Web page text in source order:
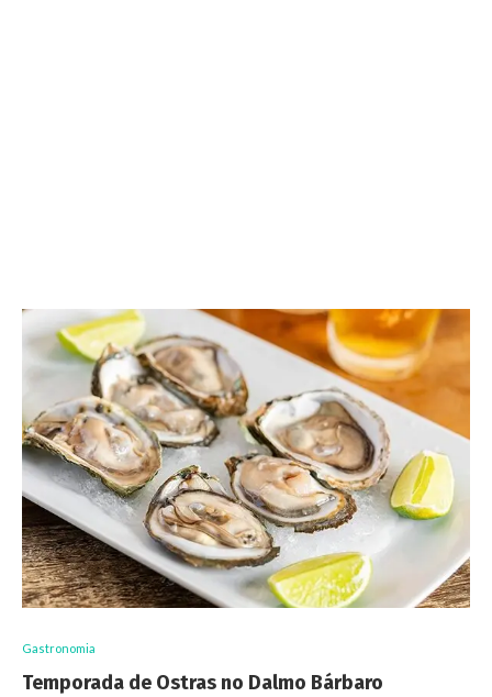
Gastronomia
Temporada de Ostras no Dalmo Bárbaro